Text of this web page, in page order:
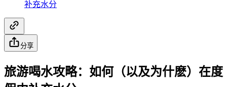
补充水分
分享
旅游喝水攻略：如何（以及为什麽）在度